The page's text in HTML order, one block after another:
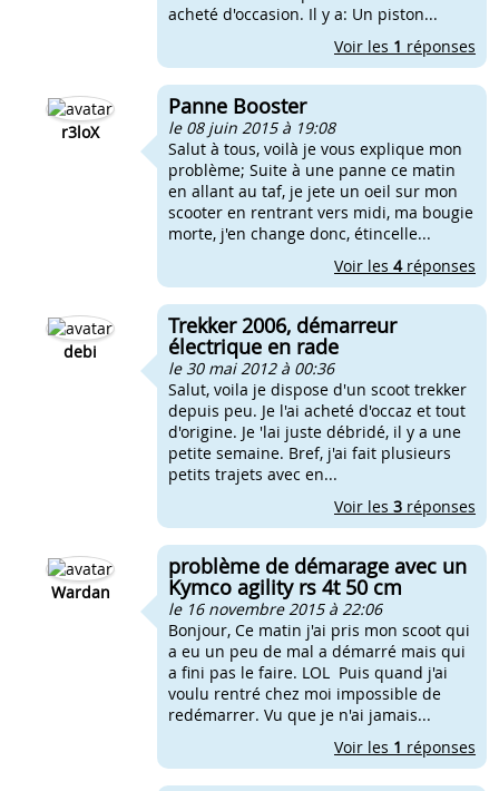
acheté d'occasion. Il y a: Un piston...
Voir les 1 réponses
r3loX
Panne Booster
le 08 juin 2015 à 19:08
Salut à tous, voilà je vous explique mon
problème; Suite à une panne ce matin
en allant au taf, je jete un oeil sur mon
scooter en rentrant vers midi, ma bougie
morte, j'en change donc, étincelle...
Voir les 4réponses
debi
Trekker 2006, démarreur
électrique en rade
le 30 mai 2012 à 00:36
Salut, voila je dispose d'un scoot trekker
depuis peu. Je l'ai acheté d'occaz et tout
d'origine. Je 'lai juste débridé, il y a une
petite semaine. Bref, j'ai fait plusieurs
petits trajets avec en...
Voir les 3 réponses
Wardan
problème de démarage avec un
Kymco agility rs 4t 50 cm
le 16 novembre 2015 à 22:06
Bonjour, Ce matin j'ai pris mon scoot qui
a eu un peu de mal a démarré mais qui
a fini pas le faire. LOL Puis quand j'ai
voulu rentré chez moi impossible de
redémarrer. Vu que je n'ai jamais...
Voir les 1 réponses